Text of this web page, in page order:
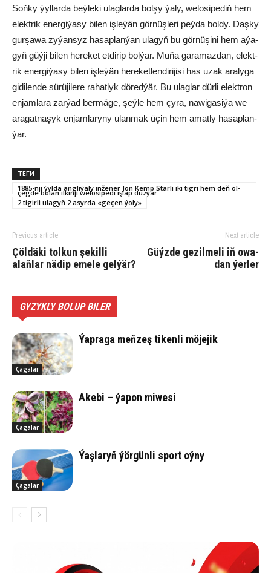
Soň­ky ýyl­lar­da beý­le­ki ulag­lar­da bol­şy ýa­ly, we­lo­si­pe­diň hem
elekt­rik ener­gi­ýa­sy bi­len iş­le­ýän gör­nüş­le­ri peý­da bol­dy. Daş­ky
gur­şa­wa zy­ýan­syz ha­sap­lan­ýan ula­gyň bu gör­nü­şi­ni hem aýa­
gyň güý­ji bi­len he­re­ket et­di­rip bol­ýar. Mu­ňa ga­ra­maz­dan, elekt­
rik ener­gi­ýa­sy bi­len iş­le­ýän he­re­ket­len­di­ri­ji­si has uzak ara­ly­ga
gi­di­len­de sü­rü­ji­le­re ra­hat­lyk dö­red­ýär. Bu ulag­lar dür­li elekt­ron
en­jam­la­ra zar­ýad ber­mä­ge, şeý­le hem çy­ra, na­wi­ga­si­ýa we
ara­gat­na­şyk en­jam­la­ry­ny ulan­mak üçin hem amat­ly ha­sap­lan­
ýar.
ТЕГИ
1885-nji ýyl­da ang­li­ýa­ly in­že­ner Jon Kemp Star­li iki ti­g­ri hem deň öl­
çeg­de bo­lan il­kin­ji we­lo­si­pe­di iş­läp düz­ýär
2 ti­gir­li ula­gyň 2 asyrda «geçen ýoly»
Previous article
Çöl­dä­ki tol­kun şe­kil­li
alaňlar nä­dip eme­le gel­ýär?
Next article
Güýz­de ge­zil­me­li iň owa­
dan ýer­ler
GYZYKLY BOLUP BILER
Çagalar
Ýap­ra­ga meň­zeş ti­ken­li mö­je­jik
Çagalar
Ake­bi – ýa­pon mi­we­si
Çagalar
Ýaş­la­ryň ýör­gün­li sport oýny